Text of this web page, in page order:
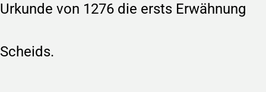
Urkunde von 1276 die ersts Erwähnung
Scheids.